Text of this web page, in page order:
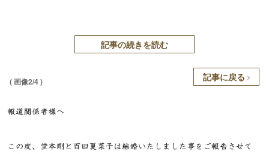
記事の続きを読む
( 画像2/4 ) 記事に戻る